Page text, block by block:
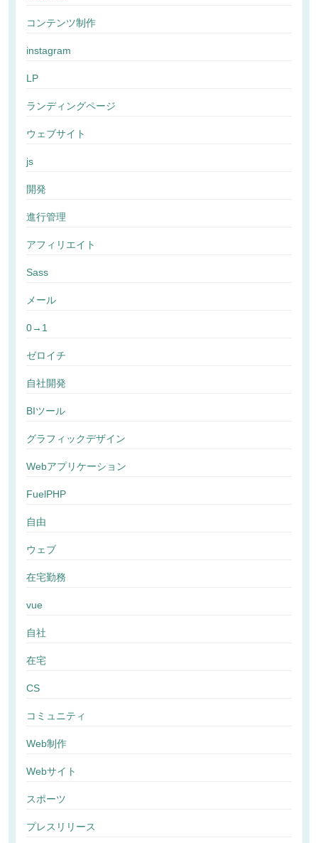
コンテンツ制作
instagram
LP
ランディングページ
ウェブサイト
js
開発
進行管理
アフィリエイト
Sass
メール
0→1
ゼロイチ
自社開発
BIツール
グラフィックデザイン
Webアプリケーション
FuelPHP
自由
ウェブ
在宅勤務
vue
自社
在宅
CS
コミュニティ
Web制作
Webサイト
スポーツ
プレスリリース